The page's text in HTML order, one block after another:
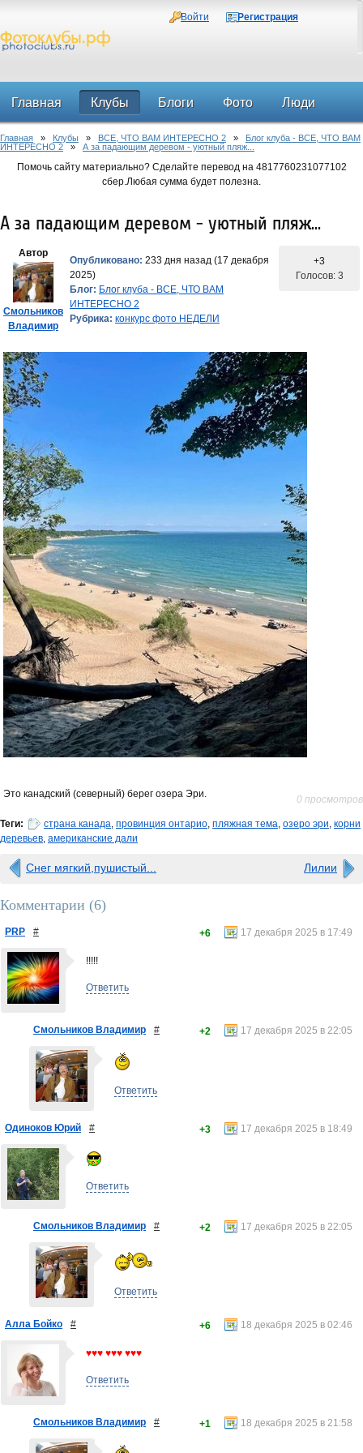
Войти Регистрация
Главная Клубы Блоги Фото Люди
Форум
Главная » Клубы » ВСЕ, ЧТО ВАМ ИНТЕРЕСНО 2 » Блог клуба - ВСЕ, ЧТО ВАМ
ИНТЕРЕСНО 2 » А за падающим деревом - уютный пляж...
Помочь сайту материально? Сделайте перевод на 4817760231077102
сбер.Любая сумма будет полезна.
А за падающим деревом - уютный пляж...
Автор
Смольников
Владимир
Опубликовано: 233 дня назад (17 декабря
2025)
Блог: Блог клуба - ВСЕ, ЧТО ВАМ
ИНТЕРЕСНО 2
Рубрика: конкурс фото НЕДЕЛИ
+3
Голосов: 3
Это канадский (северный) берег озера Эри. 0 просмотров
Теги: страна канада, провинция онтарио, пляжная тема, озеро эри, корни
деревьев, американские дали
Снег мягкий,пушистый... Лилии
Комментарии (6)
PRP # 17 декабря 2025 в 17:49
+6
!!!!!
Ответить
Смольников Владимир # 17 декабря 2025 в 22:05
+2
Ответить
Одиноков Юрий # 17 декабря 2025 в 18:49
+3
Ответить
Смольников Владимир # 17 декабря 2025 в 22:05
+2
Ответить
Алла Бойко # 18 декабря 2025 в 02:46
+6
♥♥♥ ♥♥♥ ♥♥♥
Ответить
Смольников Владимир # 18 декабря 2025 в 21:58
+1